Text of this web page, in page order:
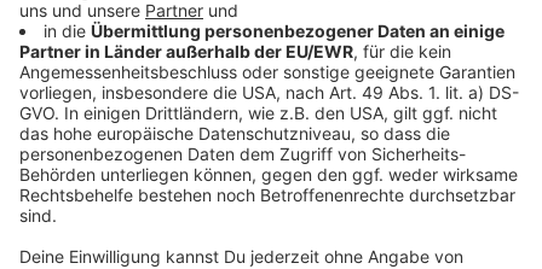
Streaming & Freizeit: Personalisierte Inhalte
Anzeige
Im Bereich Streaming und Freizeit erwartet Temath
eine neue Stufe der Personalisierung: Serien oder
Märchen könnten künftig individuell angepasst werden
- ein neues Kapitel für Entertainment durch KI.